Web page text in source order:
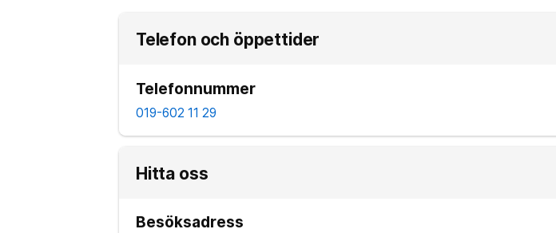
Telefon och öppettider
Telefonnummer
019-602 11 29
Hitta oss
Besöksadress